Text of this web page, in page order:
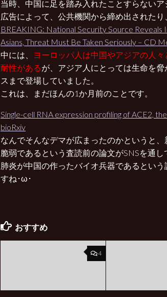
当時、中国に足を踏み入れたことすらない
広告によって、公共機関から締め出されたり
BREAKING: National Security Source
Asians, Threat Must Be Taken Seriously – CD
中には、
ヨーロッパ人は中国やアジアの人
耐性があるが、アジア人にとっては生命を
スまで登場していました。
これは、まだほんの1か月前のことです。
Single-cell RNA expression profiling of ACE2,
bioRxiv
なんでそんなデマが広まったのかというと
脆弱であるという査読前の論文がSNSを通
肺炎が中国の作ったバイオ兵器であるとい
すね･ω･
おすすめ
4